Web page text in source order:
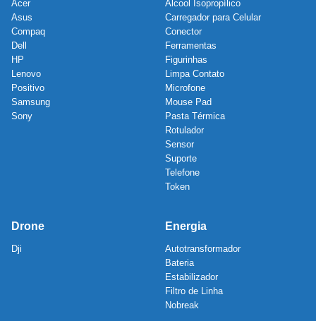
Acer
Asus
Compaq
Dell
HP
Lenovo
Positivo
Samsung
Sony
Álcool Isopropílico
Carregador para Celular
Conector
Ferramentas
Figurinhas
Limpa Contato
Microfone
Mouse Pad
Pasta Térmica
Rotulador
Sensor
Suporte
Telefone
Token
Drone
Dji
Energia
Autotransformador
Bateria
Estabilizador
Filtro de Linha
Nobreak